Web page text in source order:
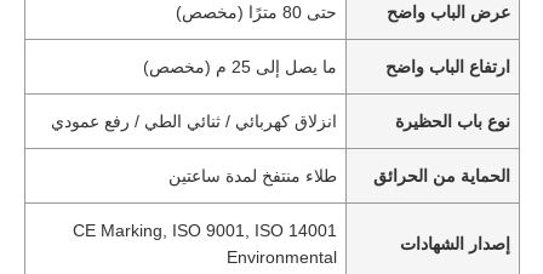
عرض الباب واضح حتى 80 مترًا (مخصص)
ارتفاع الباب واضح ما يصل إلى 25 م (مخصص)
نوع باب الحظيرة انزلاق كهربائي / ثنائي الطي / رفع عمودي
الحماية من الحرائق طلاء منتفخ لمدة ساعتين
إصدار الشهادات
CE Marking, ISO 9001, ISO 14001
Environmental